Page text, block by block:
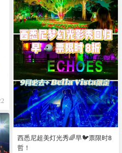
西悉尼超美灯光秀🌈早🐦票限时8
哲！